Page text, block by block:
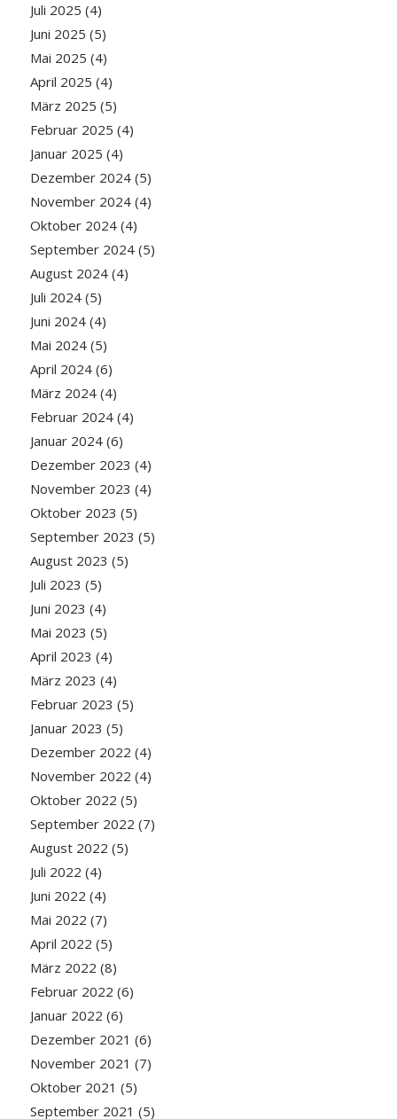
Juli 2025 (4)
Juni 2025 (5)
Mai 2025 (4)
April 2025 (4)
März 2025 (5)
Februar 2025 (4)
Januar 2025 (4)
Dezember 2024(5)
November 2024(4)
Oktober 2024(4)
September 2024(5)
August 2024(4)
Juli 2024(5)
Juni 2024(4)
Mai 2024(5)
April 2024(6)
März 2024(4)
Februar 2024(4)
Januar 2024(6)
Dezember 2023 (4)
November 2023 (4)
Oktober 2023 (5)
September 2023 (5)
August 2023 (5)
Juli 2023 (5)
Juni 2023 (4)
Mai 2023 (5)
April 2023 (4)
März 2023 (4)
Februar 2023 (5)
Januar 2023 (5)
Dezember 2022 (4)
November 2022 (4)
Oktober 2022 (5)
September 2022 (7)
August 2022 (5)
Juli 2022 (4)
Juni 2022 (4)
Mai 2022 (7)
April 2022 (5)
März 2022 (8)
Februar 2022 (6)
Januar 2022 (6)
Dezember 2021 (6)
November 2021 (7)
Oktober 2021 (5)
September 2021 (5)